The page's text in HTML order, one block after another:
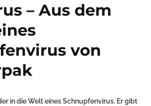
– Aus dem
von
in die Welt eines Schnupfenvirus. Er gibt